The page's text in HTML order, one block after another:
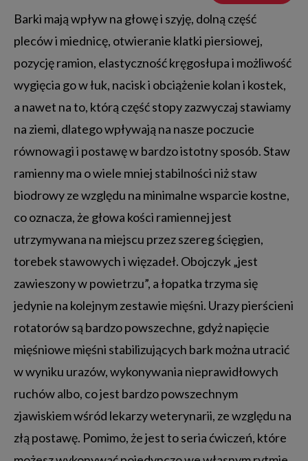
Barki mają wpływ na głowę i szyję, dolną część
pleców i miednicę, otwieranie klatki piersiowej,
pozycję ramion, elastyczność kręgosłupa i możliwość
wygięcia go w łuk, nacisk i obciążenie kolan i kostek,
a nawet na to, którą część stopy zazwyczaj stawiamy
na ziemi, dlatego wpływają na nasze poczucie
równowagi i postawę w bardzo istotny sposób. Staw
ramienny ma o wiele mniej stabilności niż staw
biodrowy ze względu na minimalne wsparcie kostne,
co oznacza, że głowa kości ramiennej jest
utrzymywana na miejscu przez szereg ścięgien,
torebek stawowych i więzadeł. Obojczyk „jest
zawieszony w powietrzu”, a łopatka trzyma się
jedynie na kolejnym zestawie mięśni. Urazy pierścieni
rotatorów są bardzo powszechne, gdyż napięcie
mięśniowe mięśni stabilizujących bark można utracić
w wyniku urazów, wykonywania nieprawidłowych
ruchów albo, co jest bardzo powszechnym
zjawiskiem wśród lekarzy weterynarii, ze względu na
złą postawę. Pomimo, że jest to seria ćwiczeń, które